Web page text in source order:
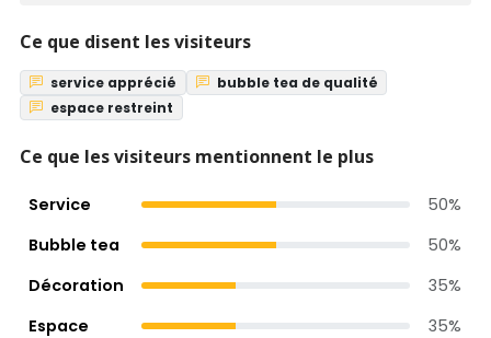
Ce que disent les visiteurs
service apprécié
bubble tea de qualité
espace restreint
Ce que les visiteurs mentionnent le plus
Service
50%
Bubble tea
50%
Décoration
35%
Espace
35%